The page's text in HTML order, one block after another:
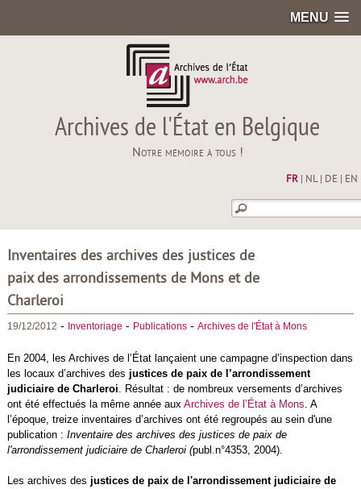
MENU
Archives de l'État en Belgique
Notre mémoire à tous !
FR| NL| DE EN
Inventaires des archives des justices de
paix des arrondissements de Mons et de
Charleroi
19/12/2012 - Inventoriage - Publications- Archives de l'État à Mons
En 2004, les Archives de l’État lançaient une campagne d’inspection dans
les locaux d’archives des justices de paix de l’arrondissement
judiciaire de Charleroi. Résultat : de nombreux versements d’archives
ont été effectués la même année aux Archives de l’État à Mons. A
l’époque, treize inventaires d’archives ont été regroupés au sein d'une
publication : Inventaire des archives des justices de paix de
l'arrondissement judiciaire de Charleroi (publ.n°4353, 2004).
Les archives des justices de paix de l'arrondissement judiciaire de